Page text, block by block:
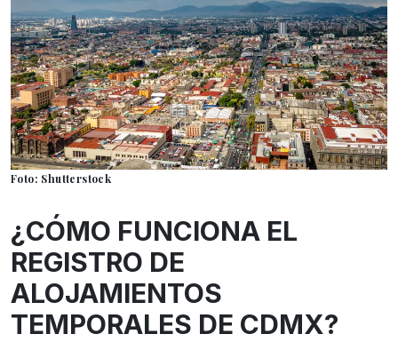
Foto: Shutterstock
¿CÓMO FUNCIONA EL
REGISTRO DE
ALOJAMIENTOS
TEMPORALES DE CDMX?